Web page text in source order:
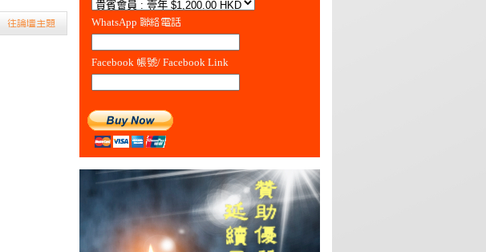
往論壇主題 WhatsApp 聯絡電話
Facebook 帳號/ Facebook Link